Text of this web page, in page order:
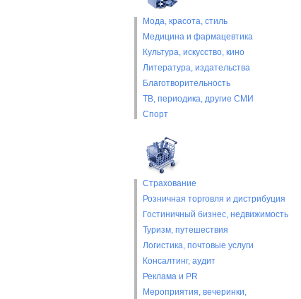
Мода, красота, стиль
Медицина и фармацевтика
Культура, искусство, кино
Литература, издательства
Благотворительность
ТВ, периодика, другие СМИ
Спорт
Страхование
Розничная торговля и дистрибуция
Гостиничный бизнес, недвижимость
Туризм, путешествия
Логистика, почтовые услуги
Консалтинг, аудит
Реклама и PR
Мероприятия, вечеринки,